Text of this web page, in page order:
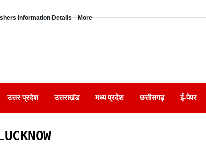
Information Details More
उत्तर प्रदेश उत्तराखंड मध्य प्रदेश छत्तीसगढ़ ई-पेपर